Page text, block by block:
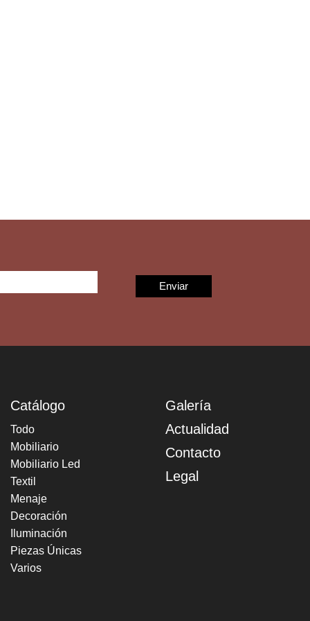
Catálogo
Todo
Mobiliario
Mobiliario Led
Textil
Menaje
Decoración
Iluminación
Piezas Únicas
Varios
Galería
Actualidad
Contacto
Legal